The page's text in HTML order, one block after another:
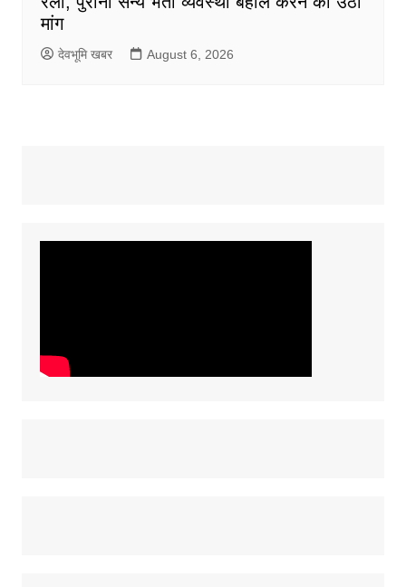
मांग
देवभूमि खबर August 6, 2026